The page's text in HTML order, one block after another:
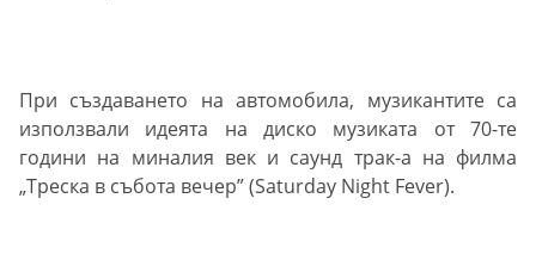
При създаването на автомобила, музикантите са
използвали идеята на диско музиката от 70-те
години на миналия век и саунд трак-а на филма
„Треска в събота вечер” (Saturday Night Fever).